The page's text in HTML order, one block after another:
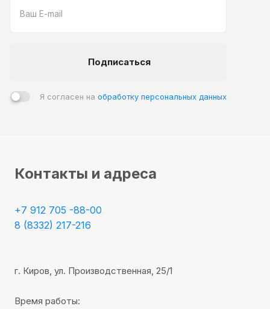
Подписаться
Я согласен на обработку персональных данных
Контакты и адреса
+7 912 705 -88-00
8 (8332) 217-216
г. Киров, ул. Производственная, 25/1
Время работы: